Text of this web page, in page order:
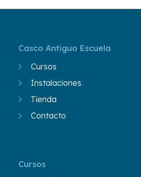
Casco Antiguo Escuela
Cursos
Instalaciones
Tienda
Contacto
Cursos